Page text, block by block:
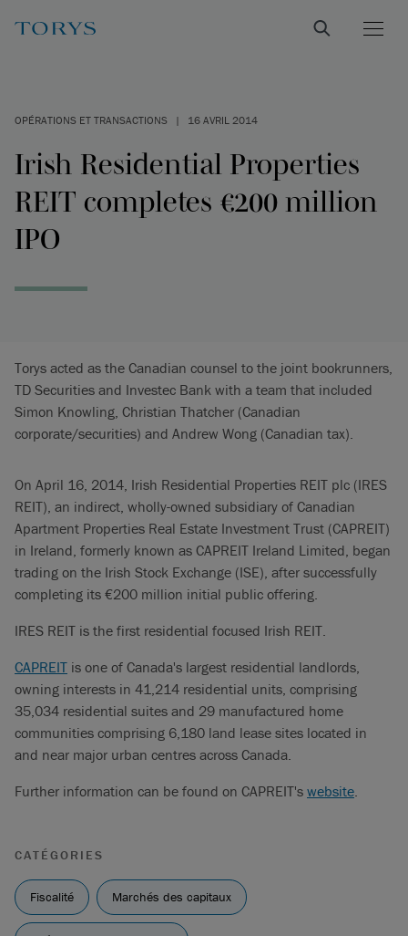
OPÉRATIONS ET TRANSACTIONS | 16 AVRIL 2014
Irish Residential Properties
REIT completes €200 million
IPO
Torys acted as the Canadian counsel to the joint bookrunners,
TD Securities and Investec Bank with a team that included
Simon Knowling, Christian Thatcher (Canadian
corporate/securities) and Andrew Wong (Canadian tax).
On April 16, 2014, Irish Residential Properties REIT plc (IRES
REIT), an indirect, wholly-owned subsidiary of Canadian
Apartment Properties Real Estate Investment Trust (CAPREIT)
in Ireland, formerly known as CAPREIT Ireland Limited, began
trading on the Irish Stock Exchange (ISE), after successfully
completing its €200 million initial public offering.
IRES REIT is the first residential focused Irish REIT.
CAPREIT is one of Canada's largest residential landlords,
owning interests in 41,214 residential units, comprising
35,034 residential suites and 29 manufactured home
communities comprising 6,180 land lease sites located in
and near major urban centres across Canada.
Further information can be found on CAPREIT's website.
CATÉGORIES
Fiscalité Marchés des capitaux